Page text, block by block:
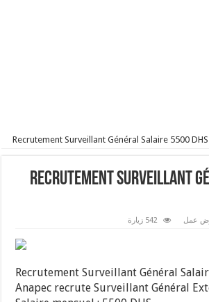
Recrutement Surveillant Général Salaire 5500 DHS
Recrutement Surveillant
عمل 542 زيارة
Recrutement Surveillant Général
Anapec recrute Surveillant Général